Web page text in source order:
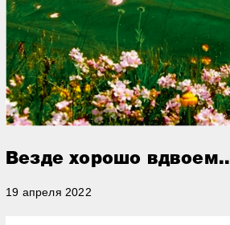
Везде хорошо
19 апреля 2022